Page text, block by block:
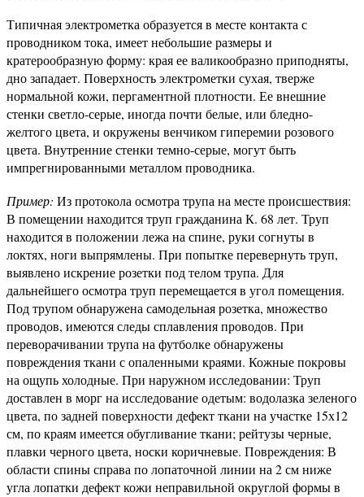
Типичная электрометка образуется в месте контакта с
проводником тока, имеет небольшие размеры и
кратерообразную форму: края ее валикообразно приподняты,
дно западает. Поверхность электрометки сухая, тверже
нормальной кожи, пергаментной плотности. Ее внешние
стенки светло-серые, иногда почти белые, или бледно-
желтого цвета, и окружены венчиком гиперемии розового
цвета. Внутренние стенки темно-серые, могут быть
импрегнированными металлом проводника.
Пример: Из протокола осмотра трупа на месте происшествия:
В помещении находится труп гражданина К. 68 лет. Труп
находится в положении лежа на спине, руки согнуты в
локтях, ноги выпрямлены. При попытке перевернуть труп,
выявлено искрение розетки под телом трупа. Для
дальнейшего осмотра труп перемещается в угол помещения.
Под трупом обнаружена самодельная розетка, множество
проводов, имеются следы сплавления проводов. При
переворачивании трупа на футболке обнаружены
повреждения ткани с опаленными краями. Кожные покровы
на ощупь холодные. При наружном исследовании: Труп
доставлен в морг на исследование одетым: водолазка зеленого
цвета, по задней поверхности дефект ткани на участке 15х12
см, по краям имеется обугливание ткани; рейтузы черные,
плавки черного цвета, носки коричневые. Повреждения: В
области спины справа по лопаточной линии на 2 см ниже
угла лопатки дефект кожи неправильной округлой формы в